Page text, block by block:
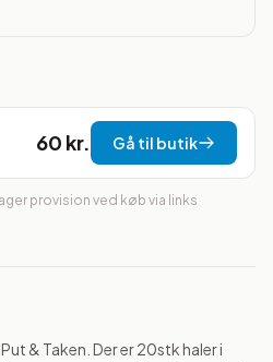
60 kr. Gå til butik
provision ved køb via links
& Taken. Der er 20stk haler i